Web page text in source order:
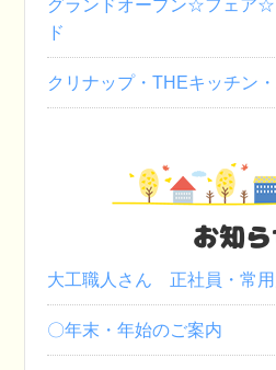
グランドオープン☆フェア☆
ド
クリナップ・THEキッチン
お知ら
大工職人さん 正社員・常用
〇年末・年始のご案内